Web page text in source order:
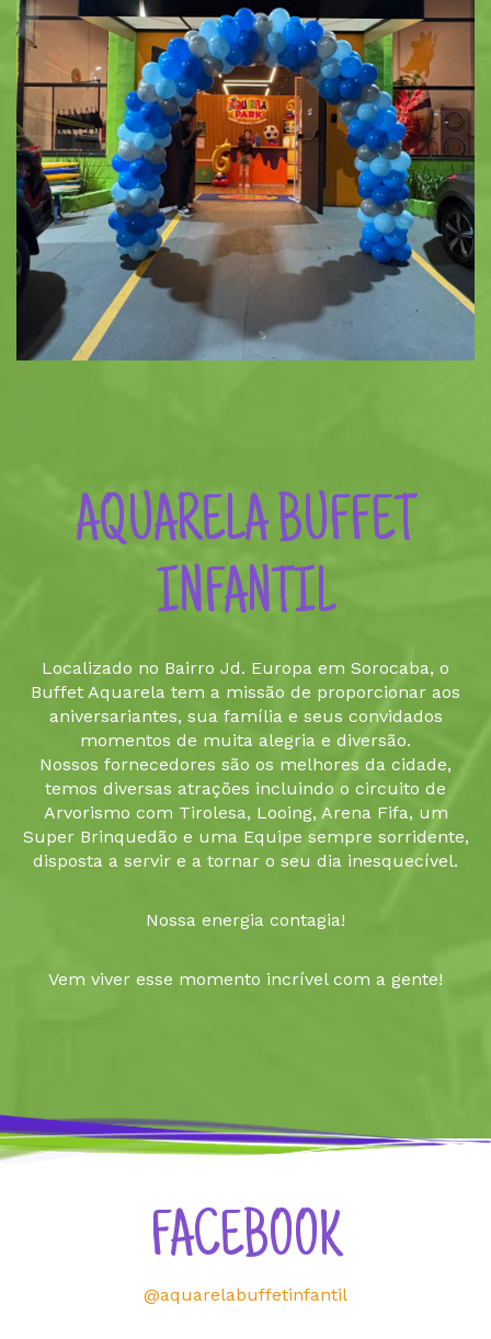
AQUARELA BUFFET
INFANTIL
Localizado no Bairro Jd. Europa em Sorocaba, o
Buffet Aquarela tem a missão de proporcionar aos
aniversariantes, sua família e seus convidados
momentos de muita alegria e diversão.
Nossos fornecedores são os melhores da cidade,
temos diversas atrações incluindo o circuito de
Arvorismo com Tirolesa, Looing, Arena Fifa, um
Super Brinquedão e uma Equipe sempre sorridente,
disposta a servir e a tornar o seu dia inesquecível.
Nossa energia contagia!
Vem viver esse momento incrível com a gente!
FACEBOOK
@aquarelabuffetinfantil